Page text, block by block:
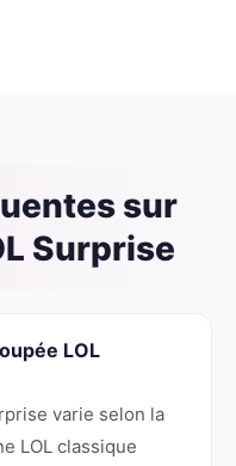
sur
Surprise
LOL
varie selon la
LOL classique